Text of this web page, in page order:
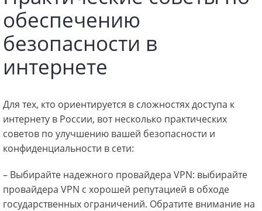
обеспечению
безопасности в
интернете
Для тех, кто ориентируется в сложностях доступа к
интернету в России, вот несколько практических
советов по улучшению вашей безопасности и
конфиденциальности в сети:
– Выбирайте надежного провайдера VPN: выбирайте
провайдера VPN с хорошей репутацией в обходе
государственных ограничений. Обратите внимание на